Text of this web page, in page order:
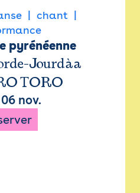
chant
pyrénéenne
Jourdàa
TORO
06 nov.